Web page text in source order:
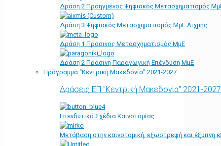
Δράση 2 Προηγμένος Ψηφιακός Μετασχηματισμός
Δράση 3 Ψηφιακός Μετασχηματισμός ΜμΕ Αιχμής
Δράση 1 Πράσινος Μετασχηματισμός ΜμΕ
Δράση 2 Πράσινη Παραγωγική Επένδυση ΜμΕ
Πρόγραμμα “Κεντρική Μακεδονία” 2021-2027
Δράσεις ΕΠ "Κεντρική Μακεδονία" 2021-2027
Επενδυτικά Σχέδια Καινοτομίας
Μετάβαση στην καινοτομική, εξωστρεφή και έξυπνη